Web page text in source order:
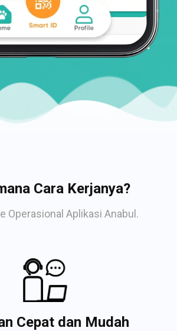
Cara Kerjanya?
Operasional Aplikasi Anabul.
Cepat dan Mudah